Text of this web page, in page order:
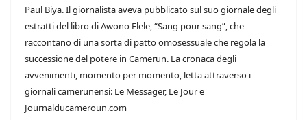
Paul Biya. Il giornalista aveva pubblicato sul suo giornale degli
estratti del libro di Awono Elele, “Sang pour sang”, che
raccontano di una sorta di patto omosessuale che regola la
successione del potere in Camerun. La cronaca degli
avvenimenti, momento per momento, letta attraverso i
giornali camerunensi: Le Messager, Le Jour e
Journalducameroun.com